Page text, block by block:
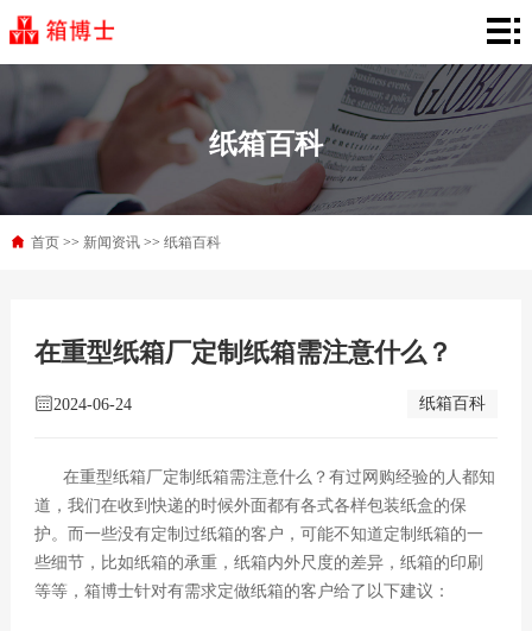
首
品
中
心
行
业
解
新
闻
关
纸箱百科
首页>> 新闻资讯>> 纸箱百科
在重型纸箱厂定制纸箱需注意什么？
2024-06-24 纸箱百科
在重型纸箱厂定制纸箱需注意什么？有过网购经验的人都知
道，我们在收到快递的时候外面都有各式各样包装纸盒的保
护。而一些没有定制过纸箱的客户，可能不知道定制纸箱的一
些细节，比如纸箱的承重，纸箱内外尺度的差异，纸箱的印刷
等等，箱博士针对有需求定做纸箱的客户给了以下建议：